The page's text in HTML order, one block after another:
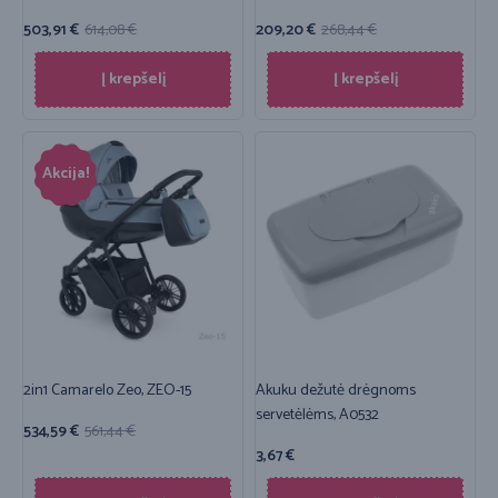
614,08€
503,91€
Į krepšelį
268,44€
209,20€
Į krepšelį
Akcija!
2in1 Camarelo Zeo, ZEO-15
561,44€
534,59€
Akuku dežutė drėgnoms
servetėlėms, A0532
3,67€